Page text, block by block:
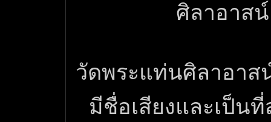
ศิลาอาสน์
วัดพระแท่นศิลาอาส
มีชื่อเสียงและเป็น